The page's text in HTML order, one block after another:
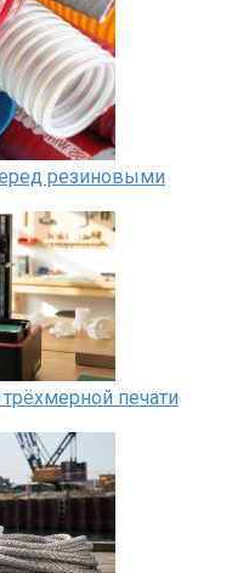
резиновыми
трёхмерной печати